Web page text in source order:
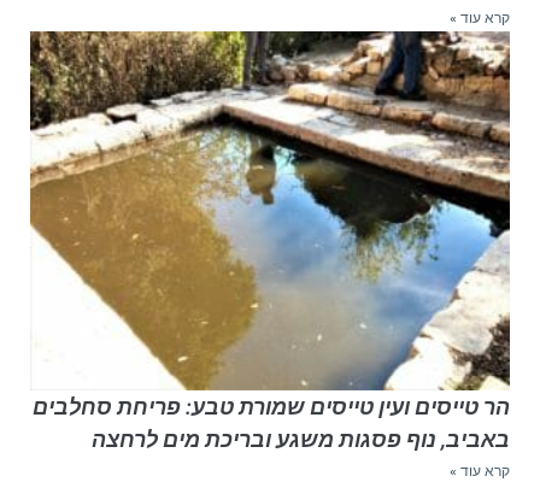
קרא עוד »
הר טייסים ועין טייסים שמורת טבע: פריחת סחלבים
באביב, נוף פסגות משגע ובריכת מים לרחצה
קרא עוד »